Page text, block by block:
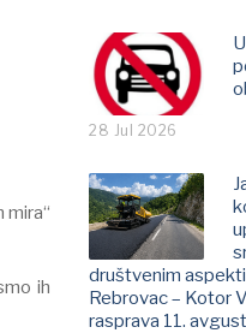
mira“
ih
28 Jul 2026
društvenim
Rebrovac – Kotor
rasprava 11.